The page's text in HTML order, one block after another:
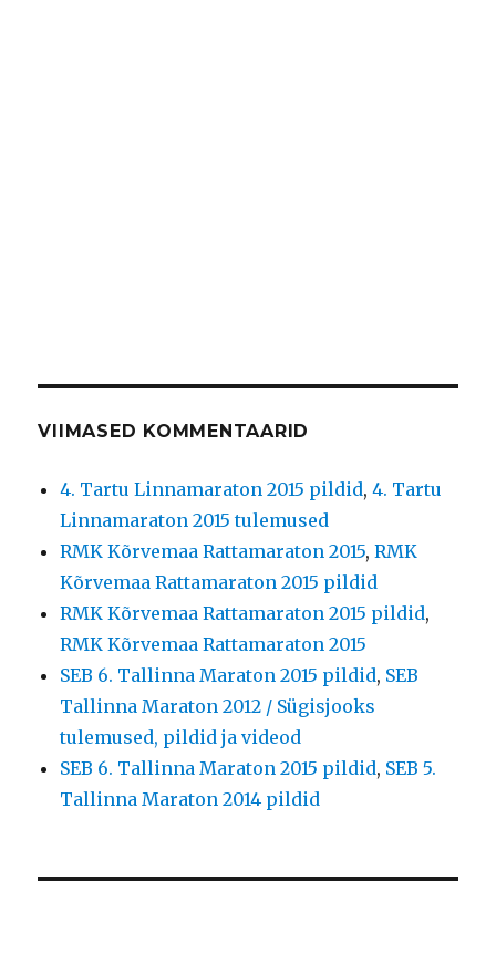
VIIMASED KOMMENTAARID
4. Tartu Linnamaraton 2015 pildid,4. Tartu
Linnamaraton 2015 tulemused
RMK Kõrvemaa Rattamaraton 2015,RMK
Kõrvemaa Rattamaraton 2015 pildid
RMK Kõrvemaa Rattamaraton 2015 pildid,
RMK Kõrvemaa Rattamaraton 2015
SEB 6. Tallinna Maraton 2015 pildid, SEB
Tallinna Maraton 2012 / Sügisjooks
tulemused, pildid ja videod
SEB 6. Tallinna Maraton 2015 pildid, SEB 5.
Tallinna Maraton 2014 pildid